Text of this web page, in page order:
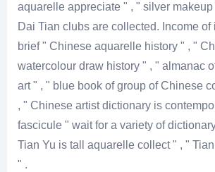
aquarelle appreciate " , " silver
Dai Tian clubs are collected. Income of
brief " Chinese aquarelle history " , "
watercolour draw history " , " almanac
art " , " blue book of group of Chinese
, " Chinese artist dictionary is
fascicule " wait for a variety of
Tian Yu is tall aquarelle collect " , "
" .